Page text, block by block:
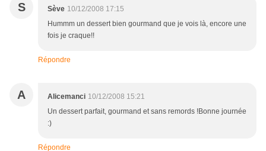
S Sève 10/12/2008 17:15
Hummm un dessert bien gourmand que je vois là, encore une
fois je craque!!
Répondre
A Alicemanci 10/12/2008 15:21
Un dessert parfait, gourmand et sans remords !Bonne journée
:)
Répondre